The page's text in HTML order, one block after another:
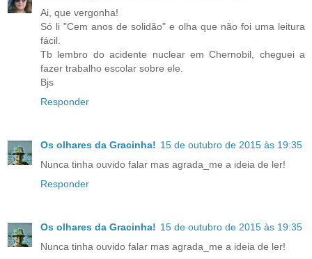
Ai, que vergonha!
Só li "Cem anos de solidão" e olha que não foi uma leitura
fácil.
Tb lembro do acidente nuclear em Chernobil, cheguei a
fazer trabalho escolar sobre ele.
Bjs
Responder
Os olhares da Gracinha! 15 de outubro de 2015 às 19:35
Nunca tinha ouvido falar mas agrada_me a ideia de ler!
Responder
Os olhares da Gracinha! 15 de outubro de 2015 às 19:35
Nunca tinha ouvido falar mas agrada_me a ideia de ler!